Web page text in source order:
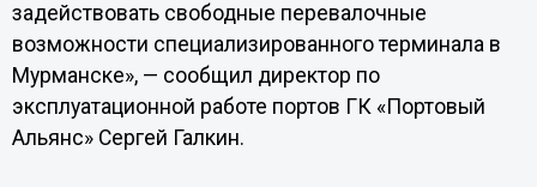
задействовать свободные перевалочные
возможности специализированного терминала в
Мурманске», — сообщил директор по
эксплуатационной работе портов ГК «Портовый
Альянс» Сергей Галкин.